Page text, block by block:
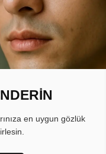
en uygun gözlük